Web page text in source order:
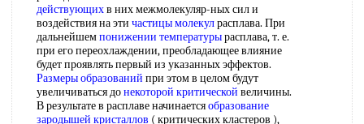
действующихв них межмолекуляр-ных сил и
воздействия на эти частицы молекулрасплава. При
дальнейшемпонижении температурырасплава, т. е.
при его переохлаждении, преобладающее влияние
будет проявлять первый из указанных эффектов.
Размеры образований при этом в целом будут
увеличиваться донекоторой критической величины.
В результате в расплаве начинаетсяобразование
зародышей кристаллов ( критических кластеров ),